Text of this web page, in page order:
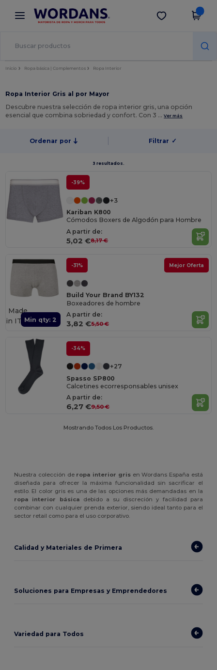
× App de Wordans
¡Mejores precios en app!
Descargar app
Inicio Ropa básica | Complementos Ropa Interior
Ropa Interior Gris al por Mayor
Descubre nuestra selección de ropa interior gris, una opción
esencial que combina sobriedad y confort. Con 3 …Ver más
Ordenar por Filtrar ✓
3 resultados.
-39%
+3
Kariban K800
Cómodos Boxers de Algodón para Hombre
A partir de:
5,02 €8,17 €
Min qty: 2
-31% Mejor Oferta
Build Your Brand BY132
Boxeadores de hombre
A partir de:
3,82 €5,50 €
Made
in IT
-34%
+27
Spasso SP800
Calcetines ecorresponsables unisex
A partir de:
6,27 €9,50 €
Mostrando Todos Los Productos.
Nuestra colección de ropa interior grisen Wordans España está
diseñada para ofrecer la máxima funcionalidad sin sacrificar el
estilo. El color gris es una de las opciones más demandadas en la
ropa interior básica debido a su discreción y facilidad para
combinar con cualquier prenda exterior, siendo ideal tanto para el
sector retail como para el uso corporativo.
Calidad y Materiales de Primera
Soluciones para Empresas y Emprendedores
Variedad para Todos